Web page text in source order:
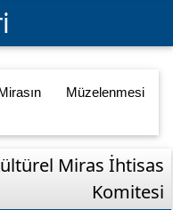
Müzelenmesi
Miras İhtisas
Komitesi